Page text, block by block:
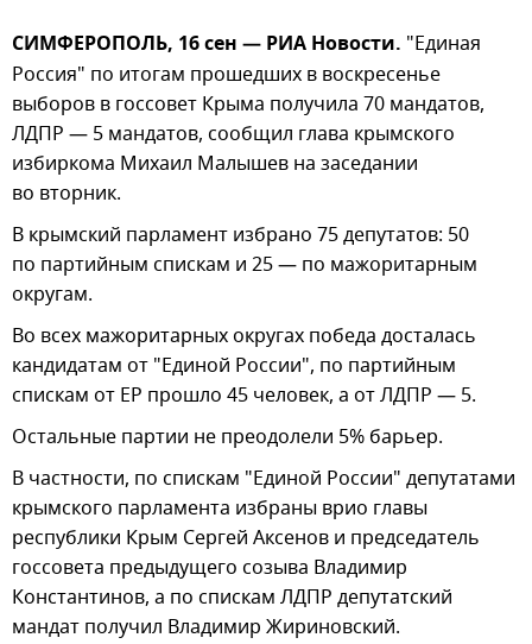
СИМФЕРОПОЛЬ, 16 сен — РИА Новости. "Единая
Россия" по итогам прошедших в воскресенье
выборов в госсовет Крыма получила 70 мандатов,
ЛДПР — 5 мандатов, сообщил глава крымского
избиркома Михаил Малышев на заседании
во вторник.
В крымский парламент избрано 75 депутатов: 50
по партийным спискам и 25 — по мажоритарным
округам.
Во всех мажоритарных округах победа досталась
кандидатам от "Единой России", по партийным
спискам от ЕР прошло 45 человек, а от ЛДПР — 5.
Остальные партии не преодолели 5% барьер.
В частности, по спискам "Единой России" депутатами
крымского парламента избраны врио главы
республики Крым Сергей Аксенов и председатель
госсовета предыдущего созыва Владимир
Константинов, а по спискам ЛДПР депутатский
мандат получил Владимир Жириновский.